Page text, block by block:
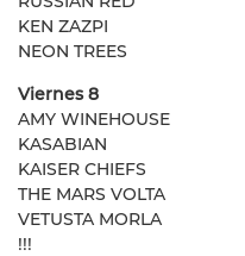
KEN ZAZPI
NEON TREES
Viernes 8
AMY WINEHOUSE
KASABIAN
KAISER CHIEFS
THE MARS VOLTA
VETUSTA MORLA
!!!